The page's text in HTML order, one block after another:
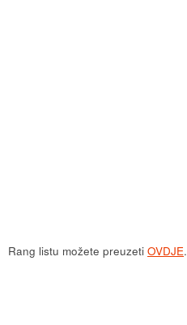
Rang listu možete preuzeti OVDJE.